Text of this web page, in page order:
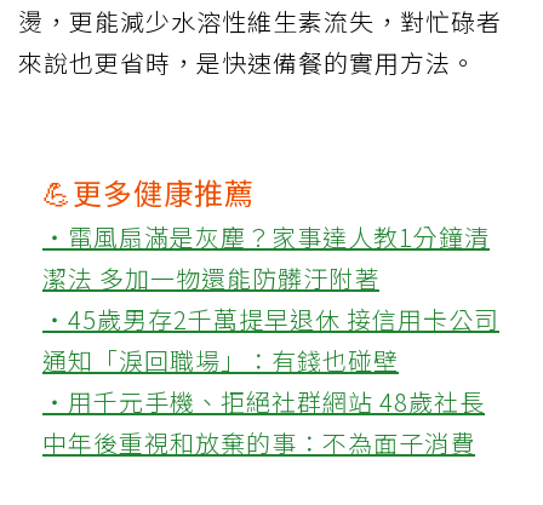
燙，更能減少水溶性維生素流失，對忙碌者
來說也更省時，是快速備餐的實用方法。
💪更多健康推薦
‧電風扇滿是灰塵？家事達人教1分鐘清
潔法 多加一物還能防髒汙附著
‧45歲男存2千萬提早退休 接信用卡公司
通知「淚回職場」：有錢也碰壁
‧用千元手機、拒絕社群網站 48歲社長
中年後重視和放棄的事：不為面子消費